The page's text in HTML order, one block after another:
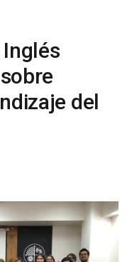
del